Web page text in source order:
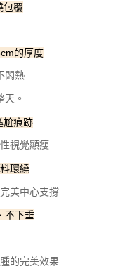
需要取消訂單，請聯絡
聯繫「AFTEE先享後付
support/home
易相關給付款項請求債
之同意方可使用
用戶狀況，依本公司即
，本公司將視審查結果
發現惡意使用之情形，
並採取法律行動。
包覆
的厚度
悶熱
。
尬痕跡
視覺顯瘦
環繞
美中心支撐
不下垂
的完美效果